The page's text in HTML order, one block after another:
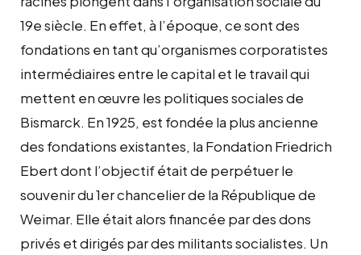
19e siècle. En effet, à l’époque, ce sont des
fondations en tant qu’organismes corporatistes
intermédiaires entre le capital et le travail qui
mettent en œuvre les politiques sociales de
Bismarck. En 1925, est fondée la plus ancienne
des fondations existantes, la Fondation Friedrich
Ebert dont l’objectif était de perpétuer le
souvenir du 1er chancelier de la République de
Weimar. Elle était alors financée par des dons
privés et dirigés par des militants socialistes. Un